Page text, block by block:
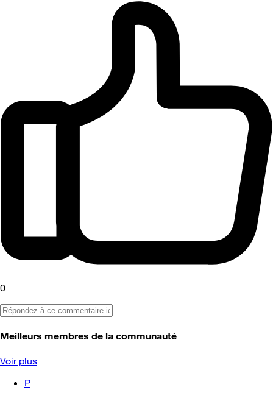
0
Meilleurs membres de la communauté
Voir plus
P